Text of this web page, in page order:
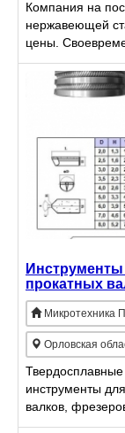
Компания на
нержавеющей
цены.
прокатных
Микротехника
Орловская
инструменты
валков,
гравировки